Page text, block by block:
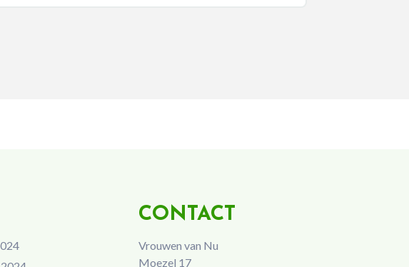
CONTACT
Vrouwen van Nu
Moezel 17